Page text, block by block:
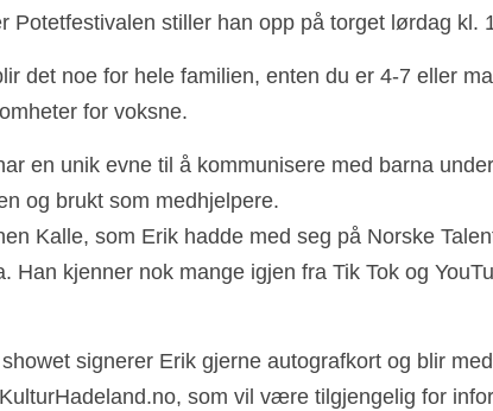
Potetfestivalen stiller han opp på torget lørdag kl.
det noe for hele familien, enten du er 4-7 eller
for voksne.
en unik evne til å kommunisere med barna
og brukt som medhjelpere.
Kalle, som Erik hadde med seg på Norske
Han kjenner nok mange igjen fra Tik Tok og
signerer Erik gjerne autografkort og blir
som vil være tilgjengelig for